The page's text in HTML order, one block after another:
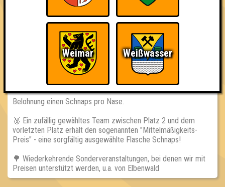
📈 Jedes teilnehmende Team erhält einen ewig währenden
Platz in unserer Highscore-Tabelle auf www.quizlabor.de.
🏆 Die Sieger des Abends erhalten eine besondere "Trophäe
des Wissens"! Wenn vorher angekündigt auch mit wechselnden
🎖 Die punktbesten Teams der aktuellen Runde erhalten zur
Belohnung einen Schnaps pro Nase.
🥉 Ein zufällig gewähltes Team zwischen Platz 2 und dem
vorletzten Platz erhält den sogenannten "Mittelmäßigkeits-
Preis" - eine sorgfältig ausgewählte Flasche Schnaps!
🌳 Wiederkehrende Sonderveranstaltungen, bei denen wir mit
Preisen unterstützt werden, u.a. von Elbenwald
Weimar Weißwasser